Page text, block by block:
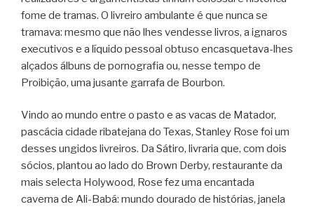
fome de tramas. O livreiro ambulante é que nunca se
tramava: mesmo que não lhes vendesse livros, a ignaros
executivos e a líquido pessoal obtuso encasquetava-lhes
alçados álbuns de pornografia ou, nesse tempo de
Proibição, uma jusante garrafa de Bourbon.
Vindo ao mundo entre o pasto e as vacas de Matador,
pascácia cidade ribatejana do Texas, Stanley Rose foi um
desses ungidos livreiros. Da Sátiro, livraria que, com dois
sócios, plantou ao lado do Brown Derby, restaurante da
mais selecta Holywood, Rose fez uma encantada
caverna de Ali-Babá: mundo dourado de histórias, janela